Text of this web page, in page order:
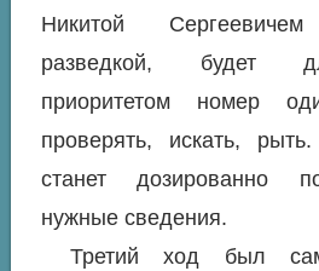
Никитой
разведкой, будет
приоритетом номер
проверять, искать,
станет дозированно
нужные сведения.
Третий ход был